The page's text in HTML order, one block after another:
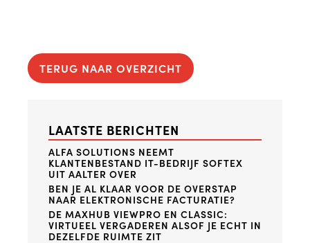
TERUG NAAR OVERZICHT
LAATSTE BERICHTEN
ALFA SOLUTIONS NEEMT
KLANTENBESTAND IT-BEDRIJF SOFTEX
UIT AALTER OVER
BEN JE AL KLAAR VOOR DE OVERSTAP
NAAR ELEKTRONISCHE FACTURATIE?
DE MAXHUB VIEWPRO EN CLASSIC:
VIRTUEEL VERGADEREN ALSOF JE ECHT IN
DEZELFDE RUIMTE ZIT